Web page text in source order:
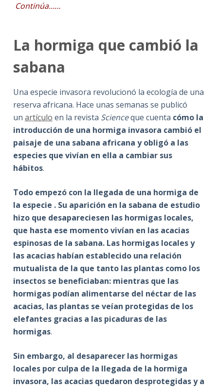
Continúa……
La hormiga que cambió la
sabana
Una especie invasora revolucionó la ecología de una
reserva africana. Hace unas semanas se publicó
un artículo en la revista Scienceque cuenta cómo la
introducción de una hormiga invasora cambió el
paisaje de una sabana africana y obligó a las
especies que vivían en ella a cambiar sus
hábitos.
Todo empezó con la llegada de una hormiga de
la especie . Su aparición en la sabana de estudio
hizo que desapareciesen las hormigas locales,
que hasta ese momento vivían en las acacias
espinosas de la sabana. Las hormigas locales y
las acacias habían establecido una relación
mutualista de la que tanto las plantas como los
insectos se beneficiaban: mientras que las
hormigas podían alimentarse del néctar de las
acacias, las plantas se veían protegidas de los
elefantes gracias a las picaduras de las
hormigas.
Sin embargo, al desaparecer las hormigas
locales por culpa de la llegada de la hormiga
invasora, las acacias quedaron desprotegidas y a